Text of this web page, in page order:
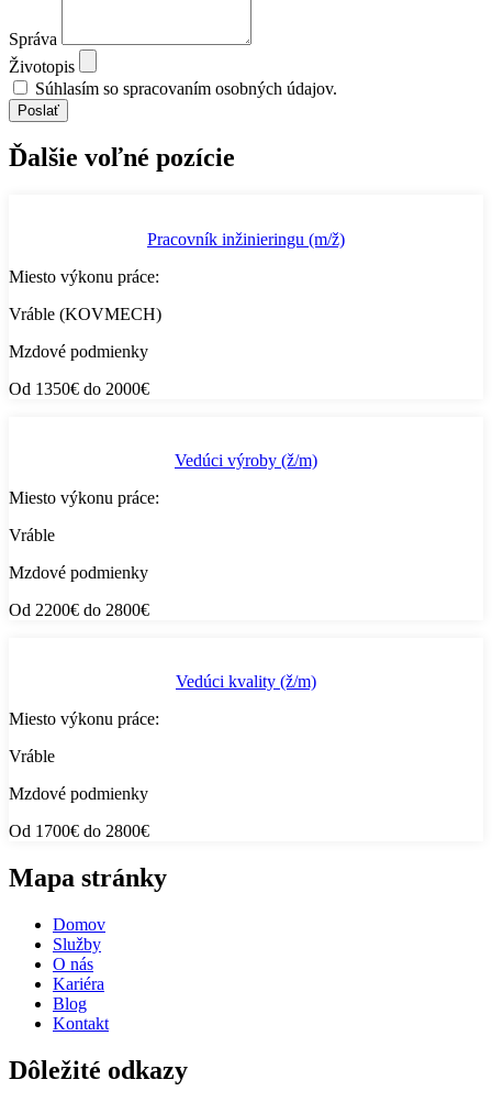
Správa
Životopis
Súhlasím so spracovaním osobných údajov.
Poslať
Ďalšie voľné pozície
Pracovník inžinieringu (m/ž)
Miesto výkonu práce:
Vráble (KOVMECH)
Mzdové podmienky
Od 1350€ do 2000€
Vedúci výroby (ž/m)
Miesto výkonu práce:
Vráble
Mzdové podmienky
Od 2200€ do 2800€
Vedúci kvality (ž/m)
Miesto výkonu práce:
Vráble
Mzdové podmienky
Od 1700€ do 2800€
Mapa stránky
Domov
Služby
O nás
Kariéra
Blog
Kontakt
Dôležité odkazy